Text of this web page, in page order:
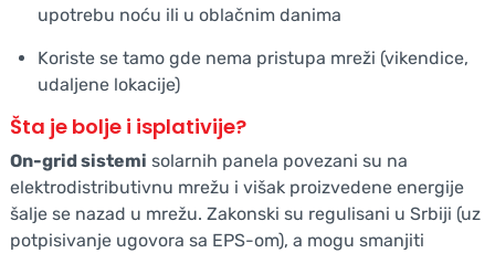
upotrebu noću ili u oblačnim danima
Koriste se tamo gde nema pristupa mreži (vikendice,
udaljene lokacije)
Šta je bolje i isplativije?
On-grid sistemi solarnih panela povezani su na
elektrodistributivnu mrežu i višak proizvedene energije
šalje se nazad u mrežu. Zakonski su regulisani u Srbiji (uz
potpisivanje ugovora sa EPS-om), a mogu smanjiti